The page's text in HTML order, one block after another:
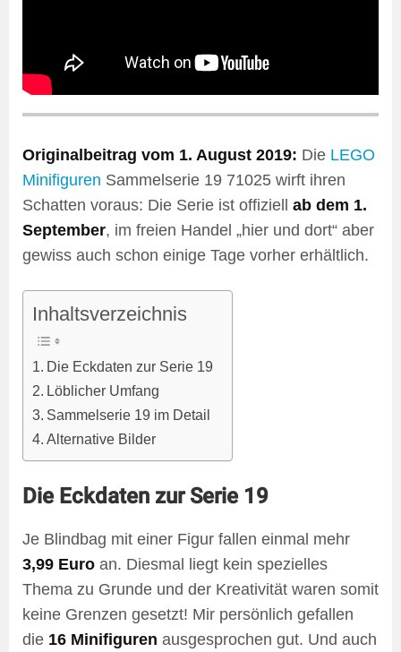
Originalbeitrag vom 1. August 2019: Die LEGO
Minifiguren Sammelserie 19 71025 wirft ihren
Schatten voraus: Die Serie ist offiziell ab dem 1.
September, im freien Handel „hier und dort“ aber
gewiss auch schon einige Tage vorher erhältlich.
Inhaltsverzeichnis
Die Eckdaten zur Serie 19
Löblicher Umfang
Sammelserie 19 im Detail
Alternative Bilder
Die Eckdaten zur Serie 19
Je Blindbag mit einer Figur fallen einmal mehr
3,99 Euro an. Diesmal liegt kein spezielles
Thema zu Grunde und der Kreativität waren somit
keine Grenzen gesetzt! Mir persönlich gefallen
die 16 Minifiguren ausgesprochen gut. Und auch